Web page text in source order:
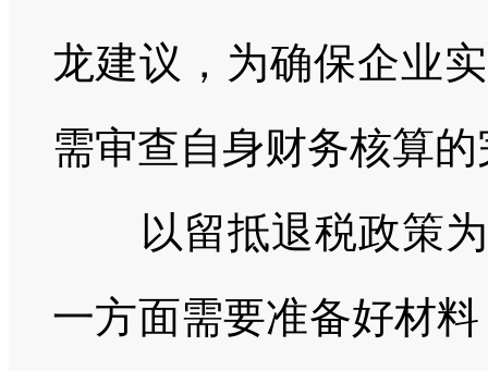
龙建议，为确保企业
需审查自身财务核算
以留抵退税政策
一方面需要准备好材